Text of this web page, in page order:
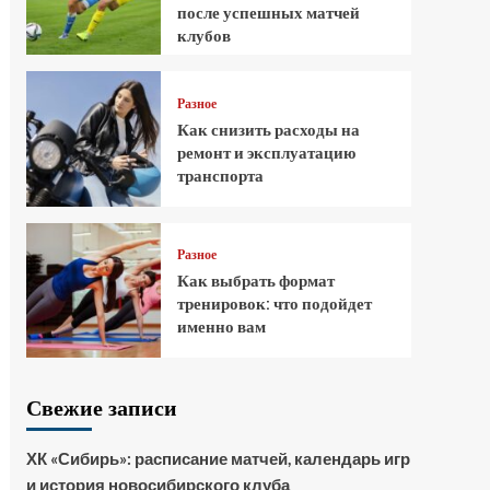
после успешных матчей
клубов
Разное
Как снизить расходы на
ремонт и эксплуатацию
транспорта
Разное
Как выбрать формат
тренировок: что подойдет
именно вам
Свежие записи
ХК «Сибирь»: расписание матчей, календарь игр
и история новосибирского клуба